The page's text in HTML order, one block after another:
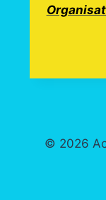
© 2026